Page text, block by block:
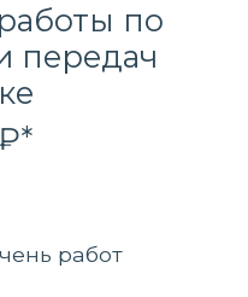
по
передач
работ